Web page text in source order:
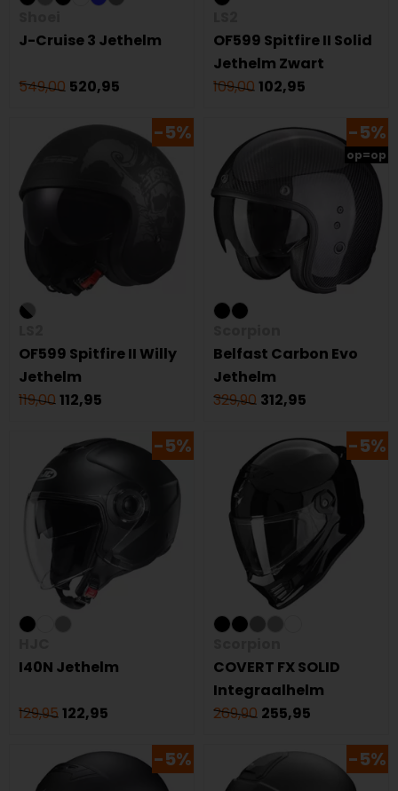
J-Cruise 3 Jethelm
549,00 520,95
OF599 Spitfire II Solid
Jethelm Zwart
109,00 102,95
-5%
OF599 Spitfire II Willy
Jethelm
119,00112,95
-5%
op=op
Belfast Carbon Evo
Jethelm
329,90 312,95
-5%
I40N Jethelm
129,95 122,95
-5%
COVERT FX SOLID
Integraalhelm
269,90 255,95
-5% -5%